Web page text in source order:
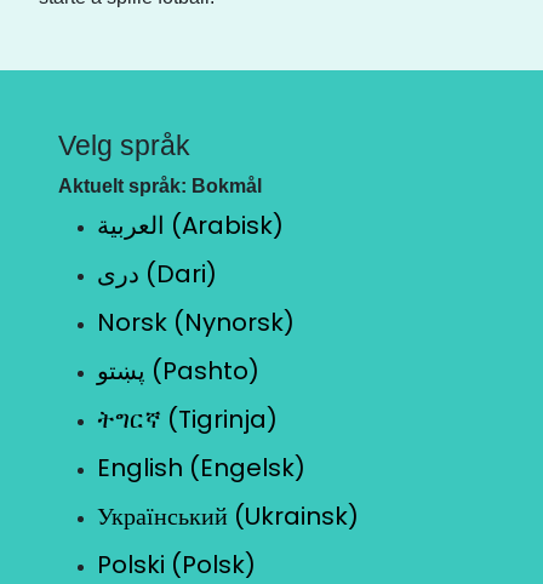
Velg språk
Aktuelt språk: Bokmål
العربية (Arabisk)
دری (Dari)
Norsk (Nynorsk)
پښتو (Pashto)
ትግርኛ (Tigrinja)
English (Engelsk)
Український (Ukrainsk)
Polski (Polsk)